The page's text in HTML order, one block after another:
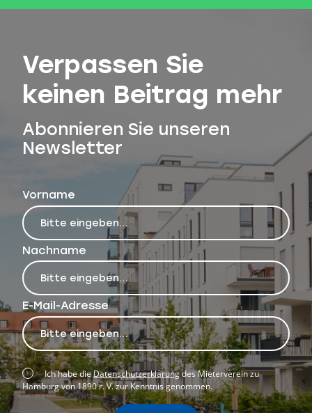
Verpassen Sie
keinen Beitrag mehr
Abonnieren Sie unseren
Newsletter
Vorname
Nachname
E-Mail-Adresse
Ich habe dieDatenschutzerklärungdes Mieterverein zu
Hamburg von 1890 r. V. zur Kenntnis genommen.